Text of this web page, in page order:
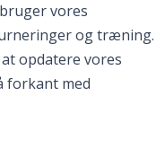
vores
og træning.
opdatere vores
forkant med